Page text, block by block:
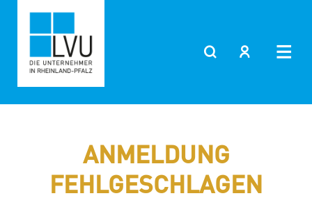
springen
ANMELDUNG
FEHLGESCHLAGEN